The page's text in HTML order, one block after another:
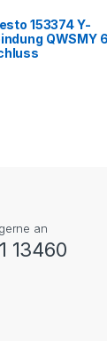
153374 Y-
QWSMY
an
13460